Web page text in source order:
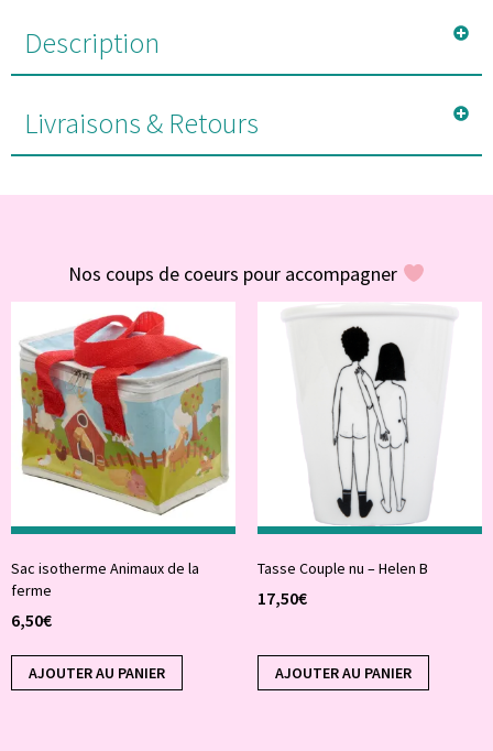
Description
Livraisons & Retours
Nos coups de coeurs pour accompagner
Sac isotherme Animaux de la
ferme
6,50€
AJOUTER AU PANIER
Tasse Couple nu – Helen B
17,50€
AJOUTER AU PANIER